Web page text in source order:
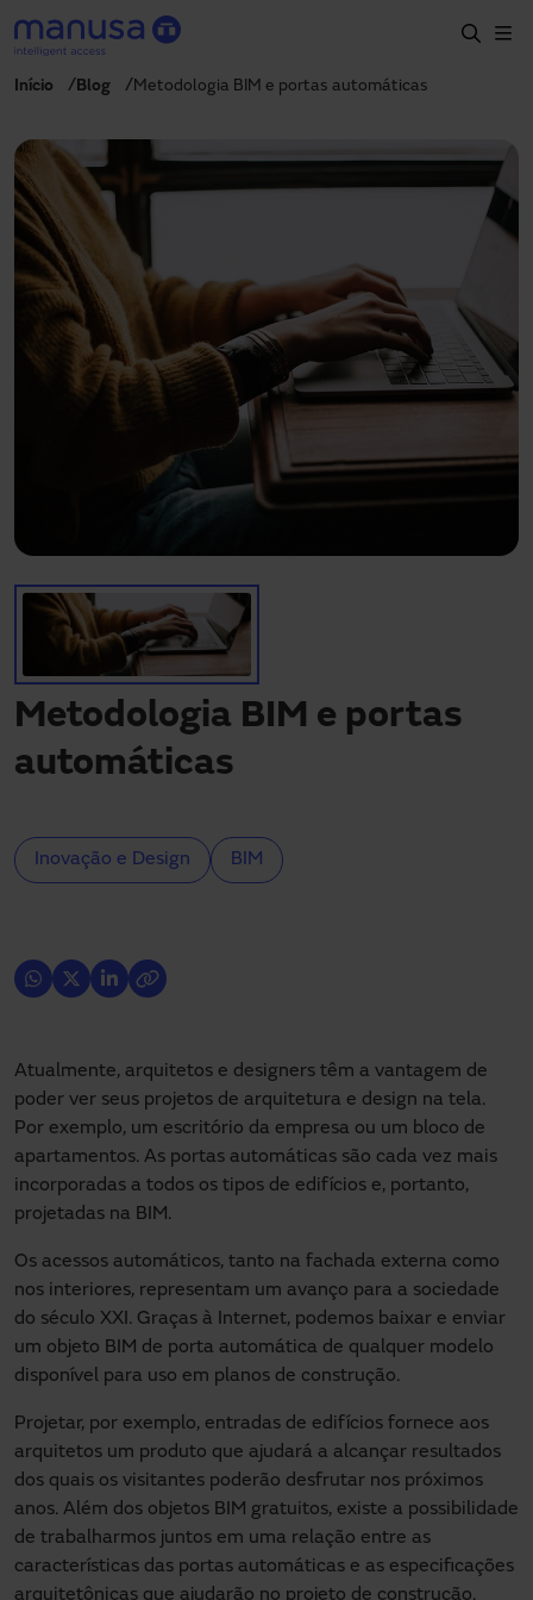
Passar para o conteúdo principal
Produtos e setores
Serviços
Especificação
Projetos
Sobre nós
+351 214 787 270
portugal@manusa.com
Precisa de assistência?
Downloads
Contacto
A minha área
Início Blog Metodologia BIM e portas automáticas
Metodologia BIM e portas
automáticas
Inovação e Design BIM
Atualmente, arquitetos e designers têm a vantagem de
poder ver seus projetos de arquitetura e design na tela.
Por exemplo, um escritório da empresa ou um bloco de
apartamentos. As portas automáticas são cada vez mais
incorporadas a todos os tipos de edifícios e, portanto,
projetadas na BIM.
Os acessos automáticos, tanto na fachada externa como
nos interiores, representam um avanço para a sociedade
do século XXI. Graças à Internet, podemos baixar e enviar
um objeto BIM de porta automática de qualquer modelo
disponível para uso em planos de construção.
Projetar, por exemplo, entradas de edifícios fornece aos
arquitetos um produto que ajudará a alcançar resultados
dos quais os visitantes poderão desfrutar nos próximos
anos. Além dos objetos BIM gratuitos, existe a possibilidade
de trabalharmos juntos em uma relação entre as
características das portas automáticas e as especificações
arquitetônicas que ajudarão no projeto de construção.